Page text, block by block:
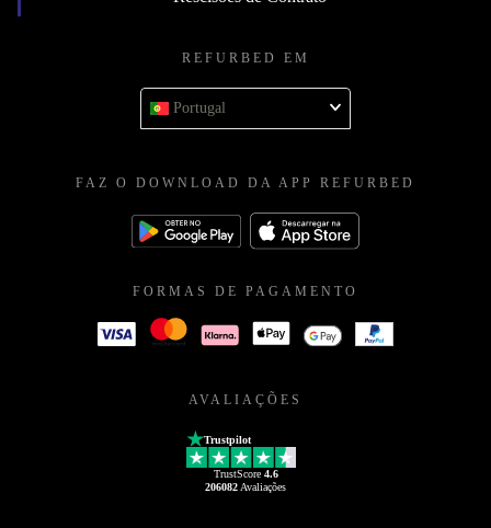
REFURBED EM
Portugal
FAZ O DOWNLOAD DA APP REFURBED
FORMAS DE PAGAMENTO
AVALIAÇÕES
Trustpilot
TrustScore 4.6
206082 Avaliações